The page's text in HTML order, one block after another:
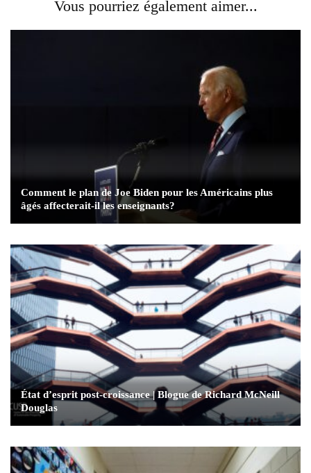
Vous pourriez également aimer...
Comment le plan de Joe Biden pour les Américains plus
âgés affecterait-il les enseignants?
État d’esprit post-croissance | Blogue de Richard McNeill
Douglas